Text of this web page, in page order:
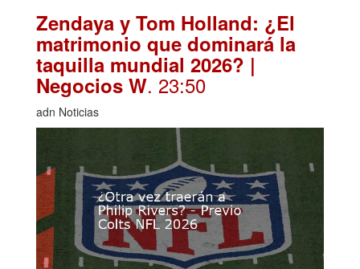
Zendaya y Tom Holland: ¿El
matrimonio que dominará la
taquilla mundial 2026? |
Negocios W. 23:50
adn Noticias